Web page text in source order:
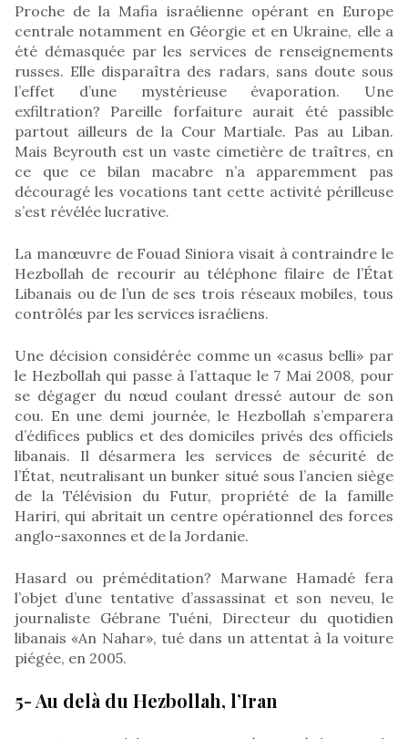
Proche de la Mafia israélienne opérant en Europe
centrale notamment en Géorgie et en Ukraine, elle a
été démasquée par les services de renseignements
russes. Elle disparaîtra des radars, sans doute sous
l’effet d’une mystérieuse évaporation. Une
exfiltration? Pareille forfaiture aurait été passible
partout ailleurs de la Cour Martiale. Pas au Liban.
Mais Beyrouth est un vaste cimetière de traîtres, en
ce que ce bilan macabre n’a apparemment pas
découragé les vocations tant cette activité périlleuse
s’est révélée lucrative.
La manœuvre de Fouad Siniora visait à contraindre le
Hezbollah de recourir au téléphone filaire de l’État
Libanais ou de l’un de ses trois réseaux mobiles, tous
contrôlés par les services israéliens.
Une décision considérée comme un «casus belli» par
le Hezbollah qui passe à l’attaque le 7 Mai 2008, pour
se dégager du nœud coulant dressé autour de son
cou. En une demi journée, le Hezbollah s’emparera
d’édifices publics et des domiciles privés des officiels
libanais. Il désarmera les services de sécurité de
l’État, neutralisant un bunker situé sous l’ancien siège
de la Télévision du Futur, propriété de la famille
Hariri, qui abritait un centre opérationnel des forces
anglo-saxonnes et de la Jordanie.
Hasard ou préméditation? Marwane Hamadé fera
l’objet d’une tentative d’assassinat et son neveu, le
journaliste Gébrane Tuéni, Directeur du quotidien
libanais «An Nahar», tué dans un attentat à la voiture
piégée, en 2005.
5- Au delà du Hezbollah, l’Iran